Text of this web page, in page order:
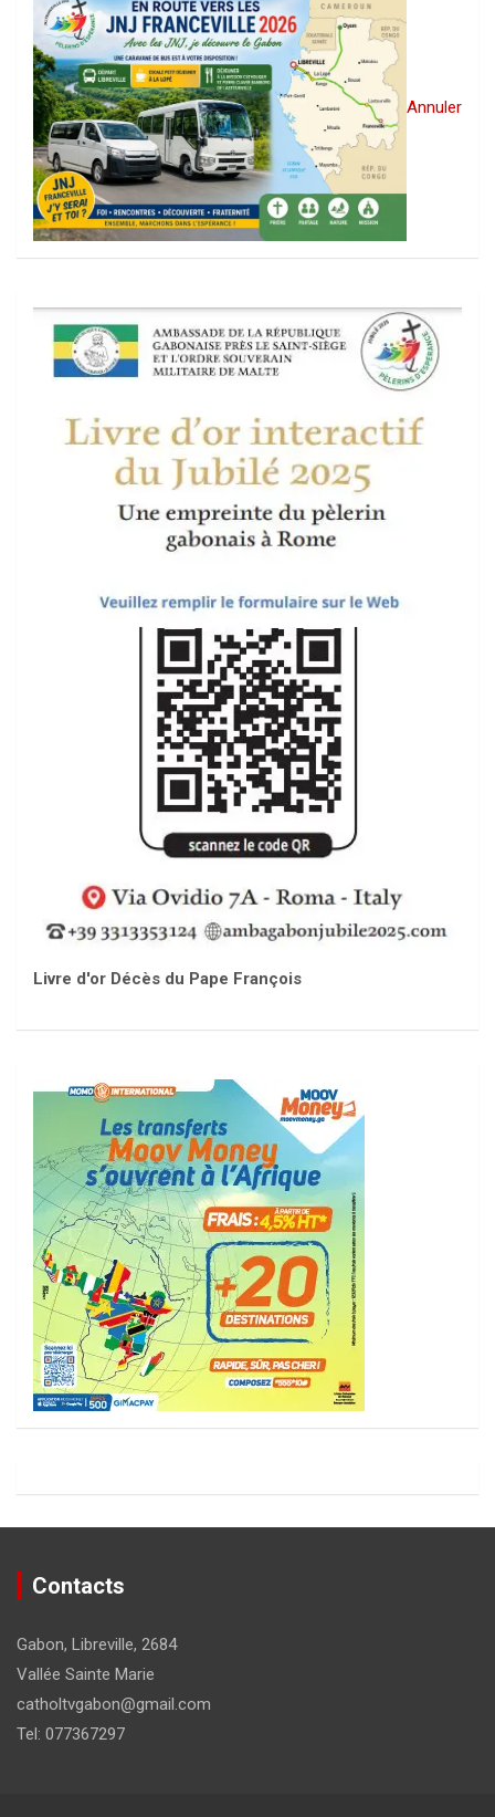
Annuler
Livre d'or Décès du Pape François
Contacts
Gabon, Libreville, 2684
Vallée Sainte Marie
catholtvgabon@gmail.com
Tel: 077367297